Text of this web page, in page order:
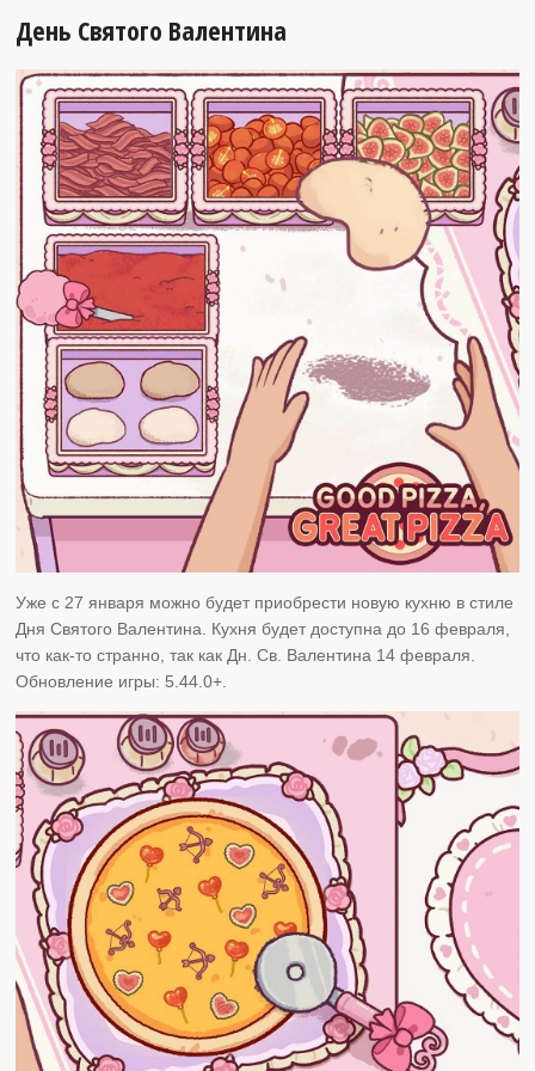
День Святого Валентина
Уже с 27 января можно будет приобрести новую кухню в стиле
Дня Святого Валентина. Кухня будет доступна до 16 февраля,
что как-то странно, так как Дн. Св. Валентина 14 февраля.
Обновление игры: 5.44.0+.